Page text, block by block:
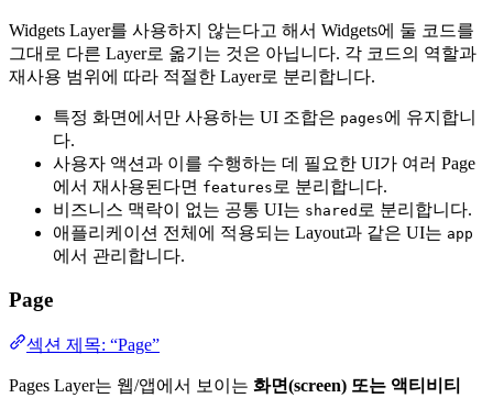
Widgets Layer를 사용하지 않는다고 해서 Widgets에 둘 코드를
그대로 다른 Layer로 옮기는 것은 아닙니다. 각 코드의 역할과
재사용 범위에 따라 적절한 Layer로 분리합니다.
특정 화면에서만 사용하는 UI 조합은 pages에 유지합니
다.
사용자 액션과 이를 수행하는 데 필요한 UI가 여러 Page
에서 재사용된다면 features 로 분리합니다.
비즈니스 맥락이 없는 공통 UI는 shared 로 분리합니다.
애플리케이션 전체에 적용되는 Layout과 같은 UI는 app
에서 관리합니다.
Page
섹션 제목: “Page”
Pages Layer는 웹/앱에서 보이는 화면(screen) 또는 액티비티